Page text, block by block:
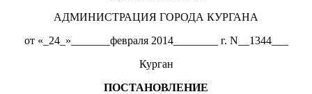
АДМИНИСТРАЦИЯ ГОРОДА КУРГАНА
от «_24_»_______февраля 2014________ г. N__1344___
Курган
ПОСТАНОВЛЕНИЕ